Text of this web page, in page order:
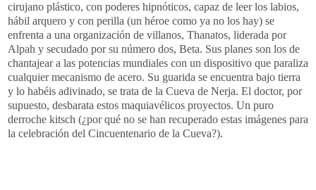
cirujano plástico, con poderes hipnóticos, capaz de leer los labios,
hábil arquero y con perilla (un héroe como ya no los hay) se
enfrenta a una organización de villanos, Thanatos, liderada por
Alpah y secudado por su número dos, Beta. Sus planes son los de
chantajear a las potencias mundiales con un dispositivo que paraliza
cualquier mecanismo de acero. Su guarida se encuentra bajo tierra
y lo habéis adivinado, se trata de la Cueva de Nerja. El doctor, por
supuesto, desbarata estos maquiavélicos proyectos. Un puro
derroche kitsch (¿por qué no se han recuperado estas imágenes para
la celebración del Cincuentenario de la Cueva?).